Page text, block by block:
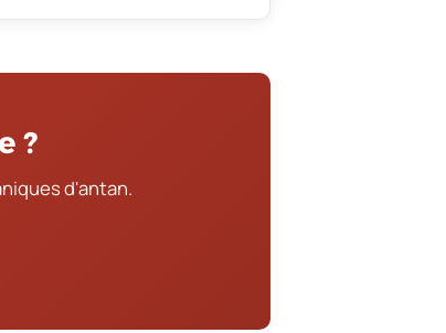
?
d'antan.